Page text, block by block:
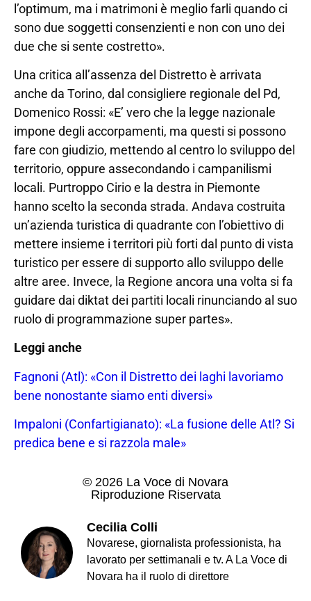
l’optimum, ma i matrimoni è meglio farli quando ci
sono due soggetti consenzienti e non con uno dei
due che si sente costretto».
Una critica all’assenza del Distretto è arrivata
anche da Torino, dal consigliere regionale del Pd,
Domenico Rossi: «E’ vero che la legge nazionale
impone degli accorpamenti, ma questi si possono
fare con giudizio, mettendo al centro lo sviluppo del
territorio, oppure assecondando i campanilismi
locali. Purtroppo Cirio e la destra in Piemonte
hanno scelto la seconda strada. Andava costruita
un’azienda turistica di quadrante con l’obiettivo di
mettere insieme i territori più forti dal punto di vista
turistico per essere di supporto allo sviluppo delle
altre aree. Invece, la Regione ancora una volta si fa
guidare dai diktat dei partiti locali rinunciando al suo
ruolo di programmazione super partes».
Leggi anche
Fagnoni (Atl): «Con il Distretto dei laghi lavoriamo
bene nonostante siamo enti diversi»
Impaloni (Confartigianato): «La fusione delle Atl? Si
predica bene e si razzola male»
© 2026 La Voce di Novara
Riproduzione Riservata
Cecilia Colli
Novarese, giornalista professionista, ha
lavorato per settimanali e tv. A La Voce di
Novara ha il ruolo di direttore